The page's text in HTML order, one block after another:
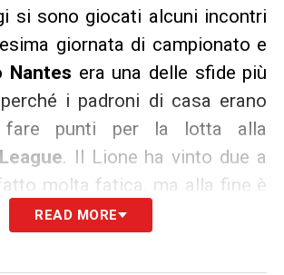
si sono giocati alcuni incontri
giornata di campionato e
Nantes era una delle sfide più
i padroni di casa erano
fare punti per la lotta alla
. Il Lione ha vinto due a
molta fatica, ma alla fine è
sui gialloverdi.
READ MORE